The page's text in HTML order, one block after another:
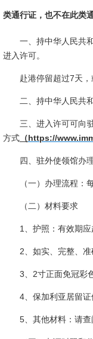
类通行证，也不在此类
一、持中华人民共
进入许可。
赴港停留超过7天
二、持中华人民共
三、进入许可可向
方式 （https://
四、驻外使领馆办
（一）办理流程 ：
（二）材料要求
1、护照：有效期
2、如实、完整、
3、2寸正面免冠彩
4、保加利亚居留证
5、其他材料：请